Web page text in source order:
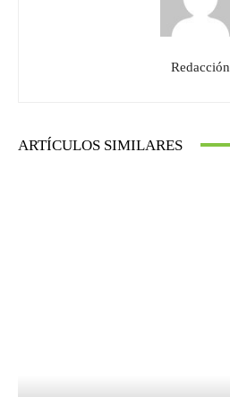
Redacción
ARTÍCULOS SIMILARES